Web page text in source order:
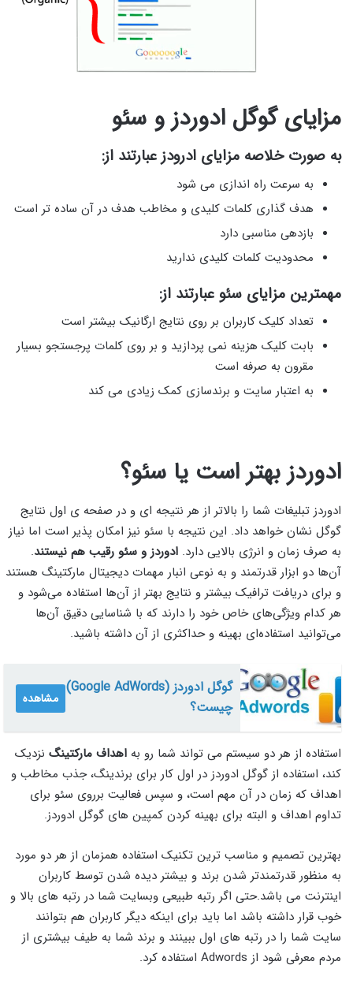
مزایای گوگل ادوردز و سئو
به صورت خلاصه مزایای ادرودز عبارتند از:
به سرعت راه اندازی می شود
هدف گذاری کلمات کلیدی و مخاطب هدف در آن ساده تر است
بازدهی مناسبی دارد
محدودیت کلمات کلیدی ندارید
مهمترین مزایای سئو عبارتند از:
تعداد کلیک کاربران بر روی نتایج ارگانیک بیشتر است
بابت کلیک هزینه نمی پردازید و بر روی کلمات پرجستجو بسیار
مقرون به صرفه است
به اعتبار سایت و برندسازی کمک زیادی می کند
ادوردز بهتر است یا سئو؟
ادوردز تبلیغات شما را بالاتر از هر نتیجه ای و در صفحه ی اول نتایج
گوگل نشان خواهد داد. این نتیجه با سئو نیز امکان پذیر است اما نیاز
به صرف زمان و انرژی بالایی دارد. ادوردز و سئو رقیب هم نیستند.
آن‌ها دو ابزار قدرتمند و به نوعی انبار مهمات دیجیتال مارکتینگ هستند
و برای دریافت ترافیک بیشتر و نتایج بهتر از آن‌ها استفاده می‌شود و
هر کدام ویژگی‌های خاص خود را دارند که با شناسایی دقیق آن‌ها
می‌توانید استفاده‌ای بهینه و حداکثری از آن داشته باشید.
گوگل ادوردز (Google AdWords)
چیست؟
مشاهده
استفاده از هر دو سیستم می تواند شما رو به اهداف مارکتینگ نزدیک
کند، استفاده از گوگل ادوردز در اول کار برای برندینگ، جذب مخاطب و
اهداف که زمان در آن مهم است، و سپس فعالیت برروی سئو برای
تداوم اهداف و البته برای بهینه کردن کمپین های گوگل ادوردز.
بهترین تصمیم و مناسب ترین تکنیک استفاده همزمان از هر دو مورد
به منظور قدرتمندتر شدن برند و بیشتر دیده شدن توسط کاربران
اینترنت می باشد.حتی اگر رتبه طبیعی وبسایت شما در رتبه های بالا و
خوب قرار داشته باشد اما باید برای اینکه دیگر کاربران هم بتوانند
سایت شما را در رتبه های اول ببینند و برند شما به طیف بیشتری از
مردم معرفی شود از Adwords استفاده کرد.